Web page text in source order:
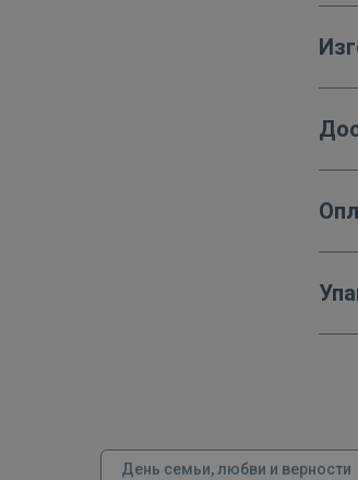
День семьи, любви и верности